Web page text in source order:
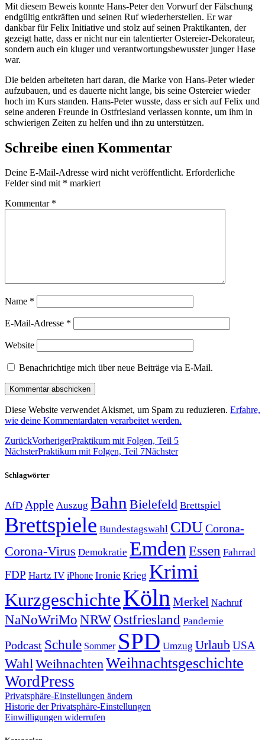
Mit diesem Beweis konnte Hans-Peter den Vorwurf der Fälschung
endgültig entkräften und seinen Ruf wiederherstellen. Er war
dankbar für Felix Initiative und stolz auf seinen Praktikanten, der
gezeigt hatte, dass er nicht nur ein talentierter Ostereier-Dekorateur,
sondern auch ein kluger und verantwortungsbewusster junger Hase
war.
Die beiden arbeiteten hart daran, die Marke von Hans-Peter wieder
aufzubauen, und es dauerte nicht lange, bis seine Ostereier wieder
hoch im Kurs standen. Hans-Peter wusste, dass er sich auf Felix und
seine anderen Freunde in Ostfriesland verlassen konnte, um ihm in
schwierigen Zeiten zu helfen und ihn zu unterstützen.
Schreibe einen Kommentar
Deine E-Mail-Adresse wird nicht veröffentlicht. Erforderliche
Felder sind mit * markiert
Kommentar *
Name *
E-Mail-Adresse *
Website
Benachrichtige mich über neue Beiträge via E-Mail.
Diese Website verwendet Akismet, um Spam zu reduzieren. Erfahre,
wie deine Kommentardaten verarbeitet werden.
ZurückVorherigerPraktikum mit Folgen, Teil 5
NächsterPraktikum mit Folgen, Teil 7Nächster
Schlagwörter
AfD Apple Auszug Bahn Bielefeld Brettspiel
Brettspiele Bundestagswahl CDUCorona-
Corona-Virus Demokratie Emden Essen Fahrrad
FDP Hartz IV iPhone Ironie Krieg Krimi
KurzgeschichteKöln Merkel Nachruf
NaNoWriMo NRWOstfriesland Pandemie
Podcast Schule Sommer SPD Umzug Urlaub USA
Wahl Weihnachten Weihnachtsgeschichte
WordPress
Privatsphäre-Einstellungen ändern
Historie der Privatsphäre-Einstellungen
Einwilligungen widerrufen